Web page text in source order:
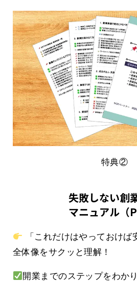
特典②
失敗しない創
マニュアル（
「これだけはやっておけば
全体像をサクッと理解！
開業までのステップをわか